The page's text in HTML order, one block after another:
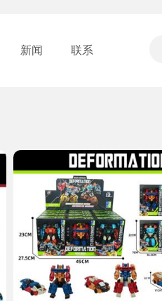
新闻 联系